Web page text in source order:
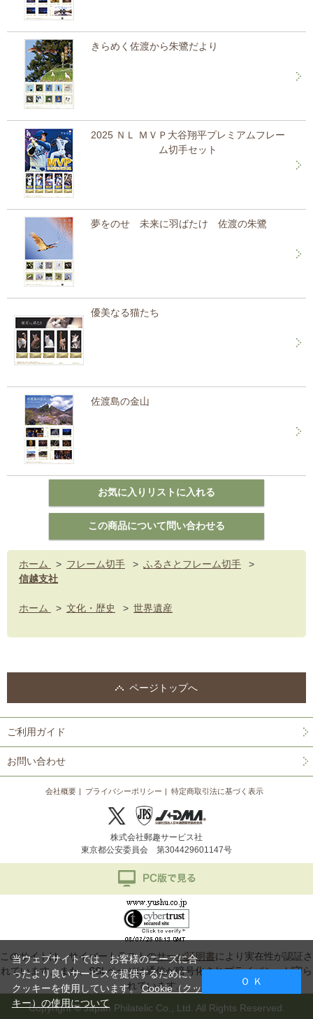
きらめく佐渡から朱鷺だより
2025 ＮＬ ＭＶＰ大谷翔平プレミアムフレー
ム切手セット
夢をのせ 未来に羽ばたけ 佐渡の朱鷺
優美なる猫たち
佐渡島の金山
ホーム > フレーム切手 > ふるさとフレーム切手
>
信越支社
ホーム > 文化・歴史 > 世界遺産
ページトップへ
ご利用ガイド
お問い合わせ
会社概要 プライバシーポリシー 特定商取引法に基づく表示
株式会社郵趣サービス社
東京都公安委員会 第304429601147号
このサイトは、サイバートラストのサーバ証明書により実在性が認証さ
れています。また、SSLページは通信が暗号化されプライバシーが守ら
れています。
Copyright © Japan Philatelic Co., Ltd. All Rights Reserved.
当ウェブサイトでは、お客様のニーズに合
ったより良いサービスを提供するために、
クッキーを使用しています。Cookie（クッ
キー）の使用について
Ｏ Ｋ